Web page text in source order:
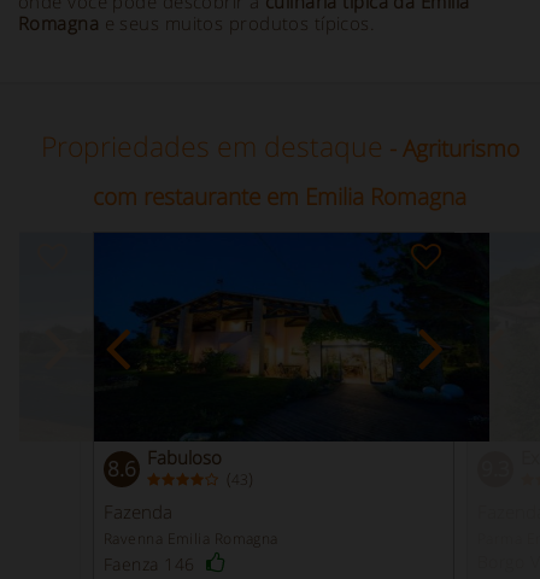
Romagna e seus muitos produtos típicos.
Propriedades em destaque - Agriturismo
com restaurante em Emilia Romagna
8.6 Fabuloso
( 43 )
Fazenda
Ravenna Emilia Romagna
Faenza 146